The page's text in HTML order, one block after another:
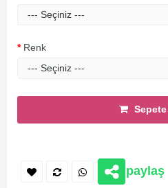
Renk
paylaş